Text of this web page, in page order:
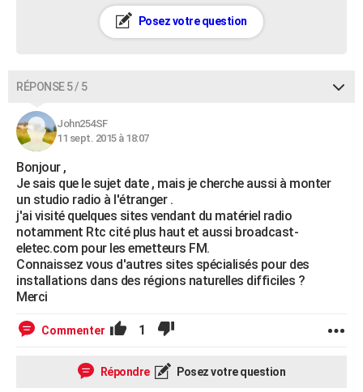
Posez votre question
RÉPONSE 5 / 5
John254SF
11 sept. 2015 à 18:07
Bonjour ,
Je sais que le sujet date , mais je cherche aussi à monter
un studio radio à l'étranger .
j'ai visité quelques sites vendant du matériel radio
notamment Rtc cité plus haut et aussi broadcast-
eletec.com pour les emetteurs FM.
Connaissez vous d'autres sites spécialisés pour des
installations dans des régions naturelles difficiles ?
Merci
Commenter 1
Répondre Posez votre question